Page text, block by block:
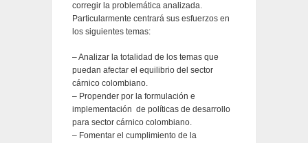
corregir la problemática analizada.
Particularmente centrará sus esfuerzos en
los siguientes temas:
– Analizar la totalidad de los temas que
puedan afectar el equilibrio del sector
cárnico colombiano.
– Propender por la formulación e
implementación de políticas de desarrollo
para sector cárnico colombiano.
– Fomentar el cumplimiento de la